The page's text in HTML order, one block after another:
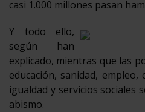
casi 1.000 millones pasan
Y todo ello,
según han
explicado, mientras que las
educación, sanidad, empleo,
igualdad y servicios sociales
abismo.